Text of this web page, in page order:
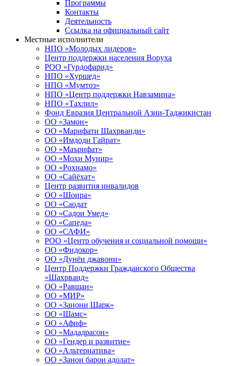
Программы
Контакты
Деятельность
Ссылка на официальный сайт
Местные исполнители
НПО «Молодых лидеров»
Центр поддержки населения Воруха
РОО «Гурдофарид»
НПО «Хуршед»
НПО «Мумтоз»
НПО «Центр поддержки Навзамина»
НПО «Тахлил»
Фонд Евразия Центральной Азии-Таджикистан
ОО «Замон»
ОО «Марифати Шахрванди»
ОО «Имдоди Гайрат»
ОО «Маърифат»
ОО «Мохи Мунир»
ОО «Рохнамо»
ОО «Сайёхат»
Центр развития инвалидов
ОО «Шоира»
ОО «Саодат
ОО «Садои Умед»
ОО «Сапеда»
ОО «САФИ»
РОО «Центр обучения и социальной помощи»
ОО «Фидокор»
ОО «Дунёи джавони»
Центр Поддержки Гражданского Общества
«Шахрванд»
ОО «Равшан»
ОО «МИР»
ОО «Занони Шарк»
ОО «Шамс»
ОО «Афиф»
ОО «Мададрасон»
ОО «Гендер и развитие»
ОО «Альтернатива»
ОО «Занон барои адолат»